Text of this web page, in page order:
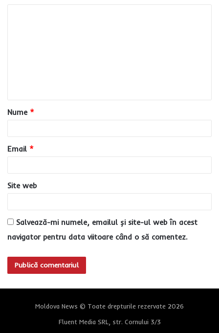
a
r
u
*
Nume *
Email *
Site web
Salvează-mi numele, emailul și site-ul web în acest
navigator pentru data viitoare când o să comentez.
Moldova News © Toate drepturile rezervate 2026
Fluent Media SRL, str. Cornului 3/3